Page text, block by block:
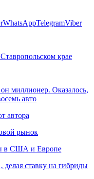
WhatsAppTelegramViber
крае
миллионер. Оказалось,
авто
автора
рынок
в США и Европе
ставку на гибриды